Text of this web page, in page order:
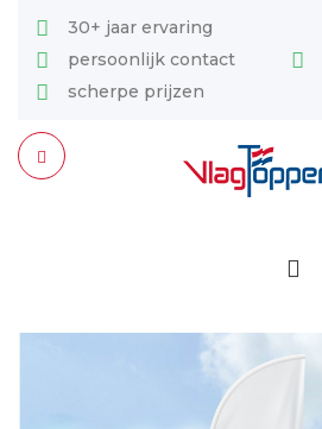
30+ jaar ervaring
persoonlijk contact
scherpe prijzen